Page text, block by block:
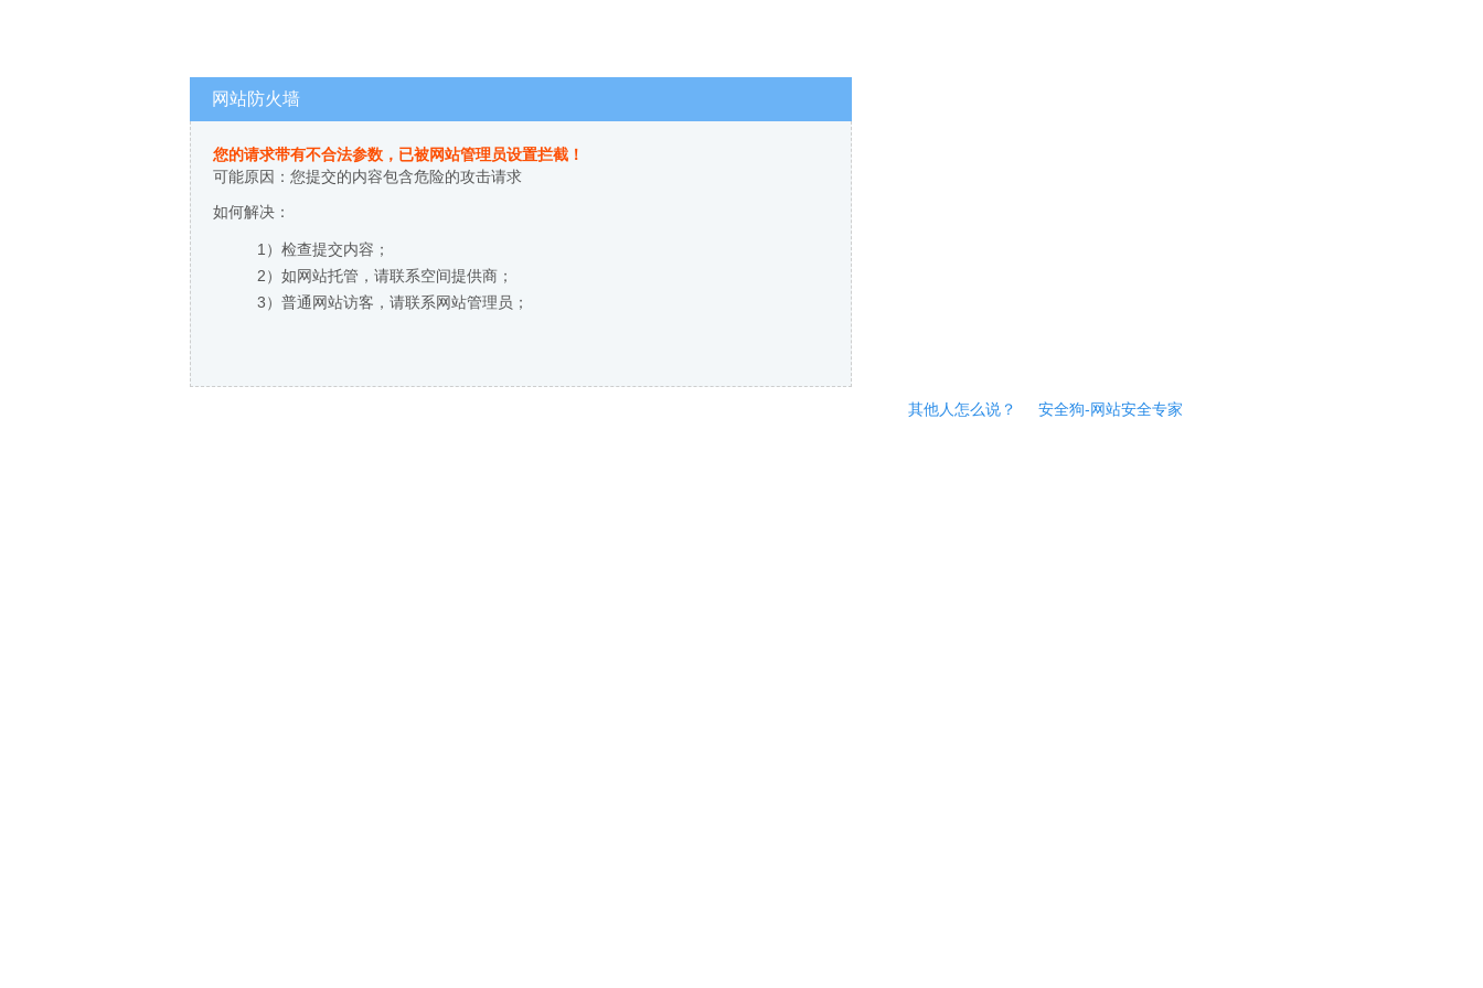
网站防火墙
您的请求带有不合法参数，已被网站管理员设置拦截！
可能原因：您提交的内容包含危险的攻击请求
如何解决：
1）检查提交内容；
2）如网站托管，请联系空间提供商；
3）普通网站访客，请联系网站管理员；
其他人怎么说？ 安全狗-网站安全专家